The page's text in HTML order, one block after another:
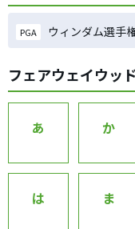
PGA ウィンダム選手
フェアウェイウッ
あ か
は ま